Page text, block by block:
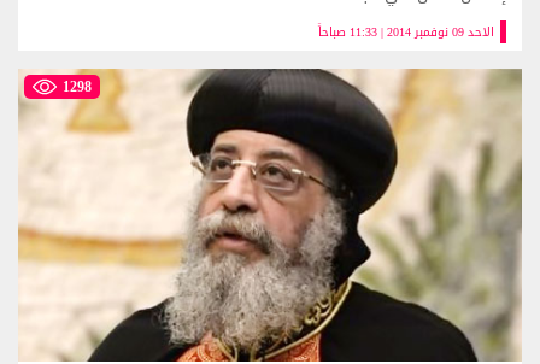
الاحد 09 نوفمبر 2014 | 11:33 صباحاً
1298